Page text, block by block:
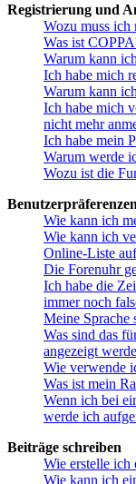
Registrierung und
Wozu muss ich
Was ist
Warum kann
Ich habe mich
Warum kann
Ich habe mich
nicht mehr
Ich habe mein
Warum werde
Wozu ist die
Wie kann ich
Wie kann ich
Online-Liste
Die Forenuhr
Ich habe die
immer noch
Meine Sprache
Was sind das
angezeigt
Wie verwende
Was ist mein
Wenn ich bei
werde ich
Beiträge schreiben
Wie erstelle ich
Wie kann ich